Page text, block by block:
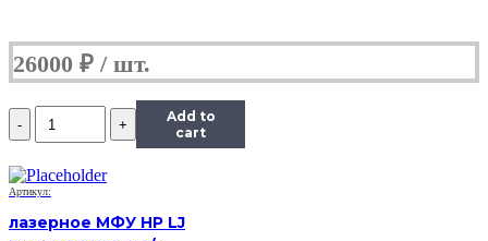
26000 ₽
Количество
МФУ
LaserJet
3055,
У)
Add to
cart
Артикул:
лазерное МФУ HP LJ